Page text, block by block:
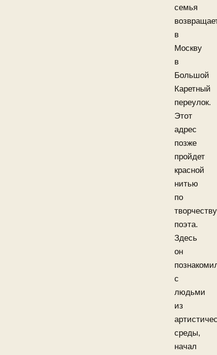
семья
в
Москву
в
Большой
Каретный
переулок.
Этот
адрес
позже
пройдет
красной
нитью
по
творчеству
поэта.
Здесь
он
с
людьми
из
среды,
начал